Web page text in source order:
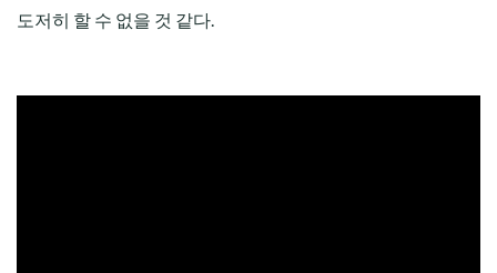
도저히 할 수 없을 것 같다.